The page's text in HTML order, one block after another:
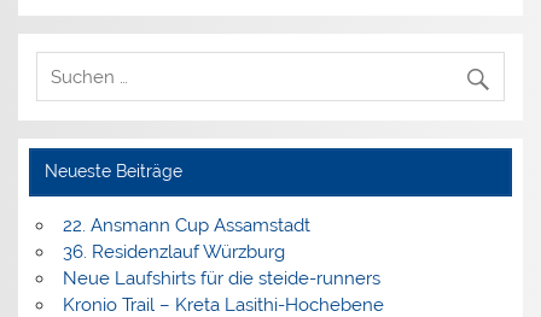
Neueste Beiträge
22. Ansmann Cup Assamstadt
36. Residenzlauf Würzburg
Neue Laufshirts für die steide-runners
Kronio Trail – Kreta Lasithi-Hochebene